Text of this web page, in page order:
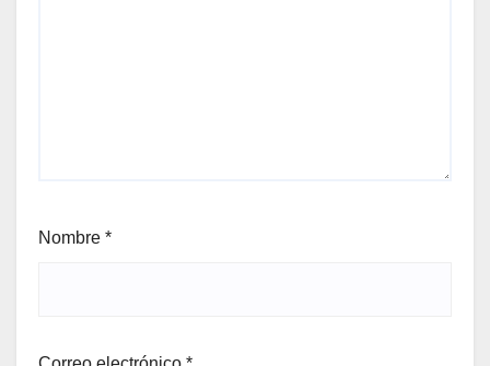
Nombre *